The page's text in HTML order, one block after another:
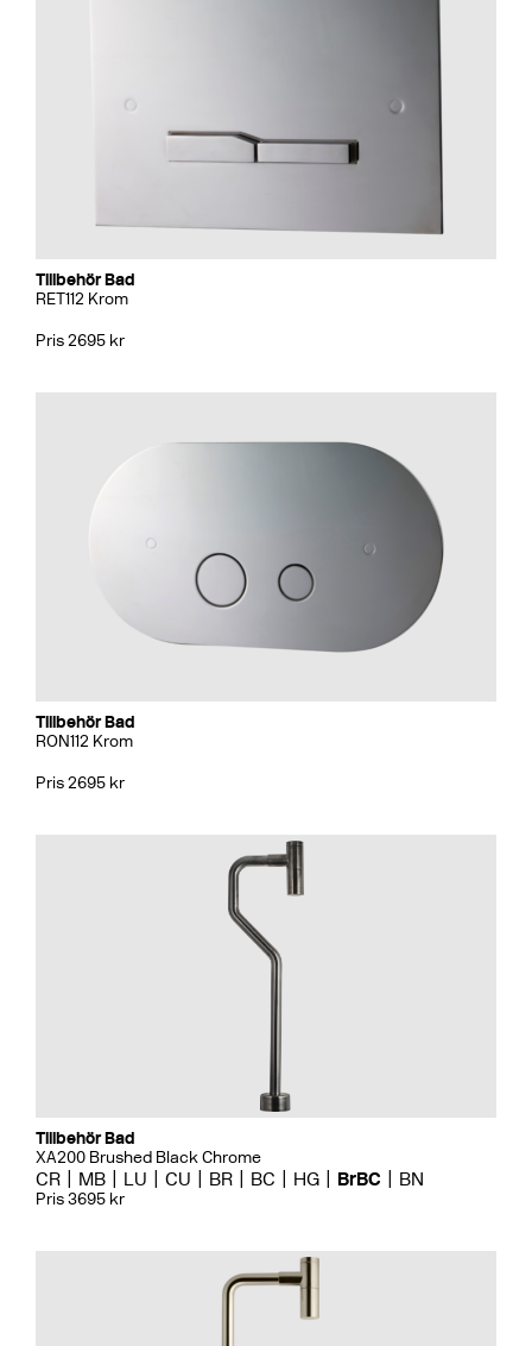
Tillbehör Bad
RET112 Krom
Pris 2695 kr
Tillbehör Bad
RON112 Krom
Pris 2695 kr
Tillbehör Bad
XA200 Brushed Black Chrome
CR MB LU CU BR BC HG BrBC BN
Pris 3695 kr